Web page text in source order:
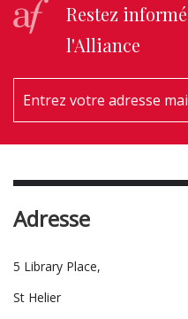
Restez
l'Alliance
Adresse
5 Library Place,
St Helier